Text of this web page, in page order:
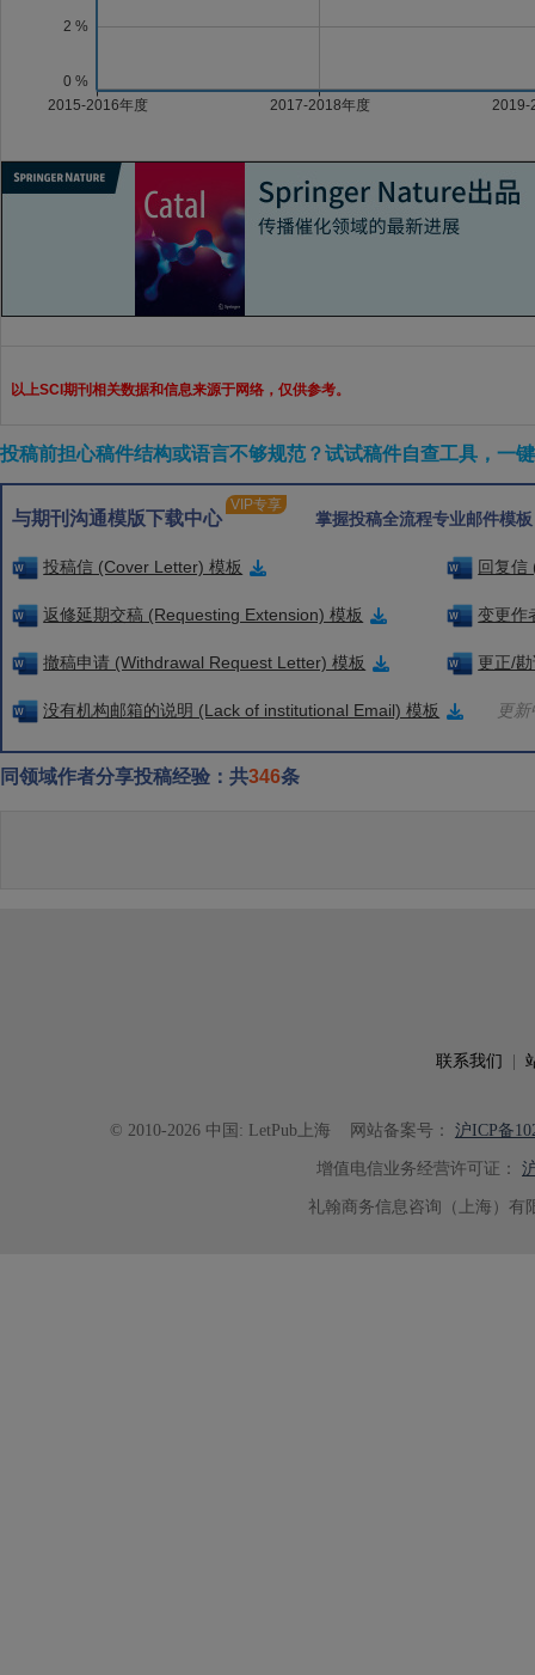
以上SCI期刊相关数据和信息来源于网络，仅供参考。
投稿前担心稿件结构或语言不够规范？试试稿件自查工具，一
与期刊沟通模版下载中心
VIP专享
掌握投稿全流程专业邮件模
投稿信 (Cover Letter) 模板 回复信
返修延期交稿 (Requesting Extension) 模板 变更作
撤稿申请 (Withdrawal Request Letter) 模板 更正/
没有机构邮箱的说明 (Lack of institutional Email) 模板 更
同领域作者分享投稿经验：共346条
联系我们
© 2010-2026 中国: LetPub上海 网站备案号： 沪ICP备
增值电信业务经营许可证：
礼翰商务信息咨询（上海）